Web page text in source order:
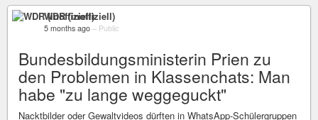
WDR (inoffiziell)
5 months ago – Public
Bundesbildungsministerin Prien zu
den Problemen in Klassenchats: Man
habe "zu lange weggeguckt"
Nacktbilder oder Gewaltvideos dürften in WhatsApp-Schülergruppen